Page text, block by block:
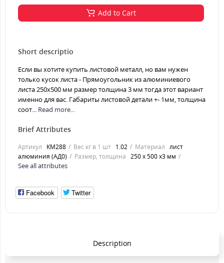
Add to Cart
Short descriptio
Если вы хотите купить листовой металл, но вам нужен
только кусок листа - Прямоугольник из алюминиевого
листа 250х500 мм размер толщина 3 мм тогда этот вариант
именно для вас. Габариты листовой детали +- 1мм, толщина
соот... Read more...
Brief Attributes
Артикул KM288 Вес кг в 1 шт 1.02 Материал лист
алюминия (АД0)
Размер, толщина 250 х 500 х3 мм
See all attributes
Facebook Twitter
Description